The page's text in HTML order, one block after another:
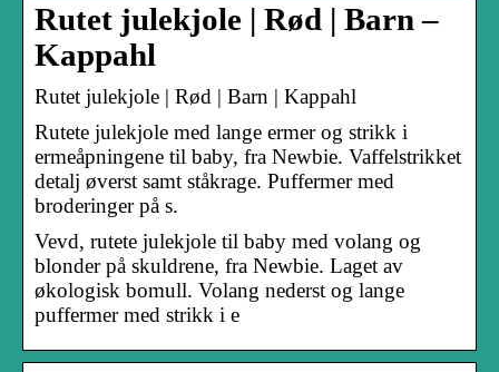
Rutet julekjole | Rød | Barn –
Kappahl
Rutet julekjole | Rød | Barn | Kappahl
Rutete julekjole med lange ermer og strikk i
ermeåpningene til baby, fra Newbie. Vaffelstrikket
detalj øverst samt ståkrage. Puffermer med
broderinger på s.
Vevd, rutete julekjole til baby med volang og
blonder på skuldrene, fra Newbie. Laget av
økologisk bomull. Volang nederst og lange
puffermer med strikk i e